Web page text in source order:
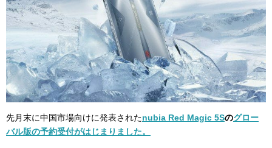
先月末に中国市場向けに発表されたnubia Red Magic 5Sのグロー
バル版の予約受付がはじまりました。